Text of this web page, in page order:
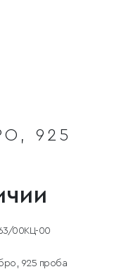
925
00КЦ-00
925 проба